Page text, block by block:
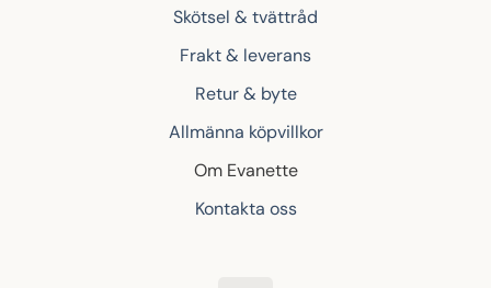
Skötsel & tvättråd
Frakt & leverans
Retur & byte
Allmänna köpvillkor
Om Evanette
Kontakta oss